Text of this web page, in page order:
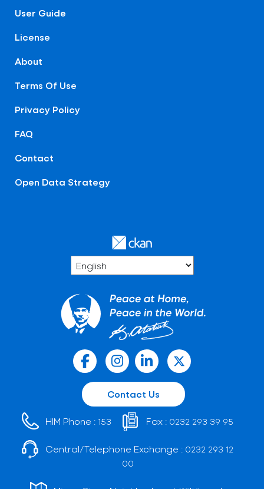
User Guide
License
About
Terms Of Use
Privacy Policy
FAQ
Contact
Open Data Strategy
Contact Us
HIM Phone : 153 Fax : 0232 293 39 95
Central/Telephone Exchange : 0232 293 12
00